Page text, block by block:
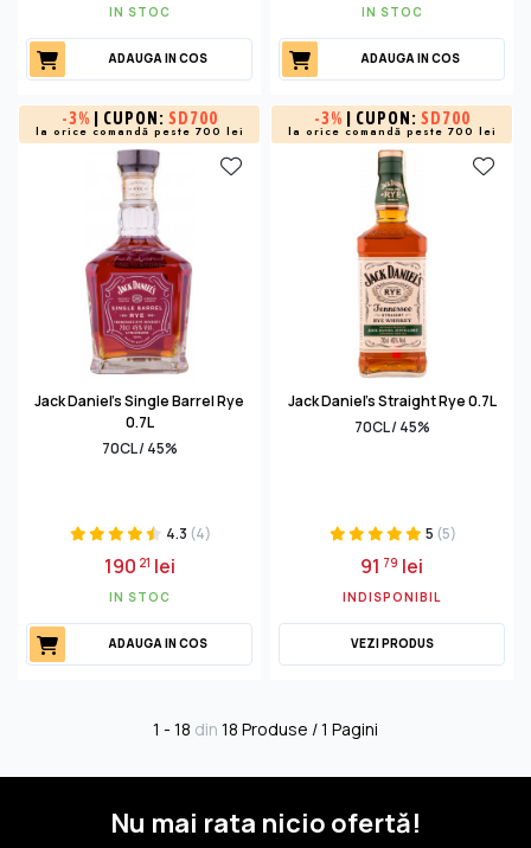
IN STOC
ADAUGA IN COS
IN STOC
ADAUGA IN COS
-3% | CUPON: SD700
la orice comandă peste 700 lei
Jack Daniel's Single Barrel Rye
0.7L
70CL / 45%
4.3 (4)
190 21 lei
IN STOC
ADAUGA IN COS
-3% | CUPON: SD700
la orice comandă peste 700 lei
Jack Daniel's Straight Rye 0.7L
70CL / 45%
5 (5)
91 79 lei
INDISPONIBIL
VEZI PRODUS
1 - 18 din 18 Produse / 1 Pagini
Nu mai rata nicio ofertă!